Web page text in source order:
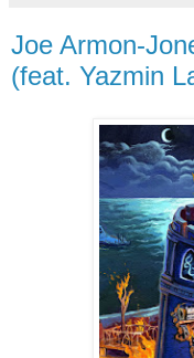
Joe Armon-
(feat. Yazmin